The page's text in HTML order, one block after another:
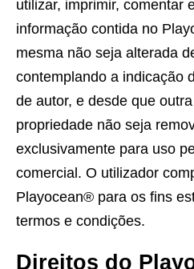
utilizar, imprimir, comentar
informação contida no
mesma não seja alterada
contemplando a indicação
de autor, e desde que
propriedade não seja
exclusivamente para uso
comercial. O utilizador
Playocean® para os fins
termos e condições.
Direitos do